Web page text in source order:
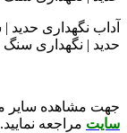
آداب نگهداری
حدید | نگهداری سنگ
جهت مشاهده سایر
سایت مراجعه نمایید.